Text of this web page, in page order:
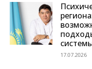
17.07.2026